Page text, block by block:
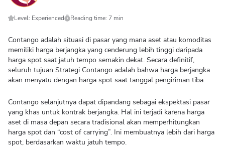
Level: Experienced Reading time: 7 min
Contango adalah situasi di pasar yang mana aset atau komoditas
memiliki harga berjangka yang cenderung lebih tinggi daripada
harga spot saat jatuh tempo semakin dekat. Secara definitif,
seluruh tujuan Strategi Contango adalah bahwa harga berjangka
akan menyatu dengan harga spot saat tanggal pengiriman tiba.
Contango selanjutnya dapat dipandang sebagai ekspektasi pasar
yang khas untuk kontrak berjangka. Hal ini terjadi karena harga
aset di masa depan secara tradisional akan memperhitungkan
harga spot dan “cost of carrying”. Ini membuatnya lebih dari harga
spot, berdasarkan waktu jatuh tempo.